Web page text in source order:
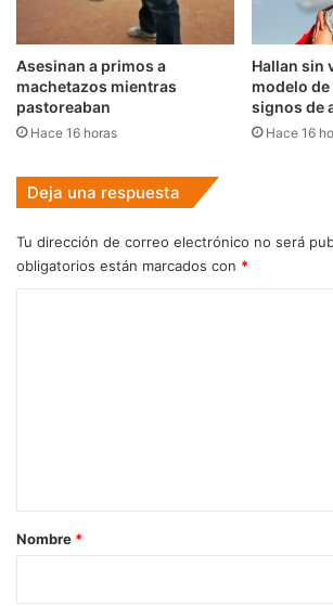
Asesinan a primos a
machetazos mientras
pastoreaban
Hace 16 horas
Hallan sin
modelo
signos de
Hace 16
Deja una respuesta
Tu dirección de correo electrónico no será
obligatorios están marcados con *
rNombre *